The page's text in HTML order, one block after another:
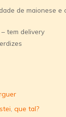
de maionese e
– tem delivery
,que tal?